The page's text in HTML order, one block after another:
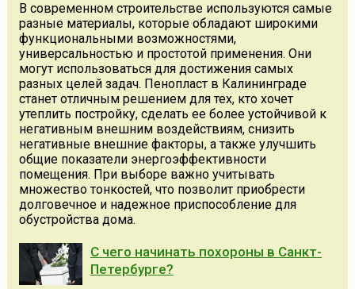
В современном строительстве используются самые
разные материалы, которые обладают широкими
функциональными возможностями,
универсальностью и простотой применения. Они
могут использоваться для достижения самых
разных целей задач. Пенопласт в Калининграде
станет отличным решением для тех, кто хочет
утеплить постройку, сделать ее более устойчивой к
негативным внешним воздействиям, снизить
негативные внешние факторы, а также улучшить
общие показатели энергоэффективности
помещения. При выборе важно учитывать
множество тонкостей, что позволит приобрести
долговечное и надежное приспособление для
обустройства дома.
С чего начинать похороны в Санкт-
Петербурге?